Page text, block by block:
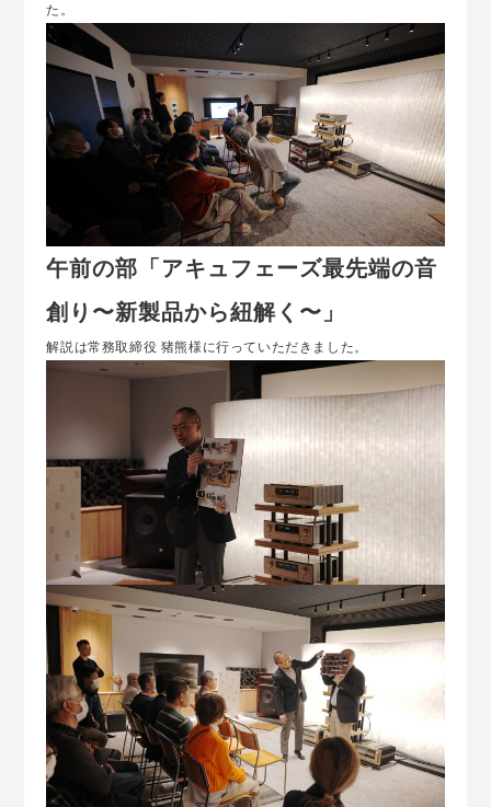
た。
午前の部「アキュフェーズ最先端の音
創り〜新製品から紐解く〜」
解説は常務取締役 猪熊様に行っていただきました。